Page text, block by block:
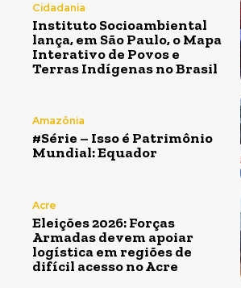
Cidadania
Instituto Socioambiental
lança, em São Paulo, o Mapa
Interativo de Povos e
Terras Indígenas no Brasil
Amazônia
#Série – Isso é Patrimônio
Mundial: Equador
Acre
Eleições 2026: Forças
Armadas devem apoiar
logística em regiões de
difícil acesso no Acre